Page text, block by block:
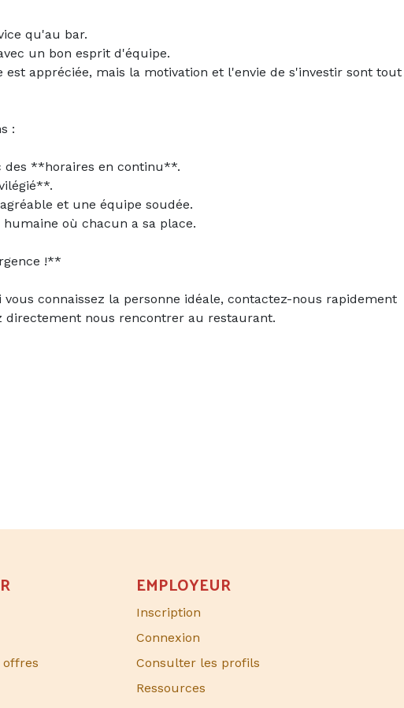
qu'au bar.
un bon esprit d'équipe.
appréciée, mais la motivation et l'envie de s'investir sont tout
:
**horaires en continu**.
et une équipe soudée.
où chacun a sa place.
!**
vous connaissez la personne idéale, contactez-nous rapidement
directement nous rencontrer au restaurant.
EMPLOYEUR
Inscription
Connexion
Consulter les profils
Ressources